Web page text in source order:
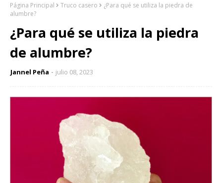
Página Principal Truco casero
¿Para qué se utiliza la piedra de
alumbre?
¿Para qué se utiliza la piedra
de alumbre?
Jannel Peña julio 08, 2023